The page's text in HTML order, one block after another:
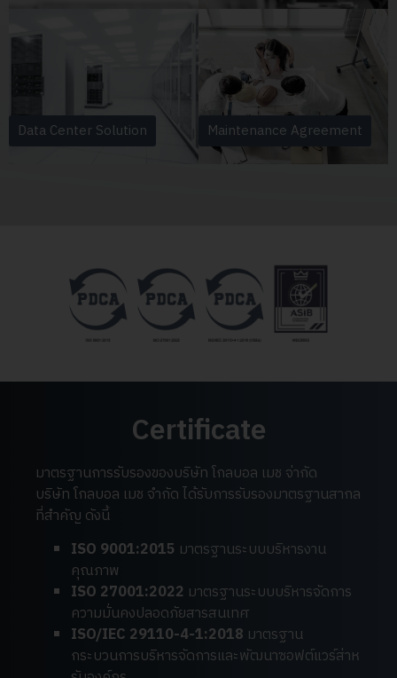
Data Center Solution Maintenance Agreement
Certificate
มาตรฐานการรับรองของบริษัท โกลบอล เมช จ่ากัด
บริษัท โกลบอล เมช จำกัด ได้รับการรับรองมาตรฐานสากล
ที่สำคัญ ดังนี้
ISO 9001:2015 มาตรฐานระบบบริหารงาน
คุณภาพ
ISO 27001:2022 มาตรฐานระบบบริหารจัดการ
ความมั่นคงปลอดภัยสารสนเทศ
ISO/IEC 29110-4-1:2018 มาตรฐาน
กระบวนการบริหารจัดการและพัฒนาซอฟต์แวร์ส่าห